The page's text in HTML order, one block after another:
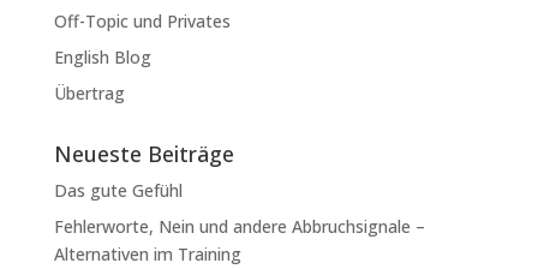
Off-Topic und Privates
English Blog
Übertrag
Neueste Beiträge
Das gute Gefühl
Fehlerworte, Nein und andere Abbruchsignale –
Alternativen im Training